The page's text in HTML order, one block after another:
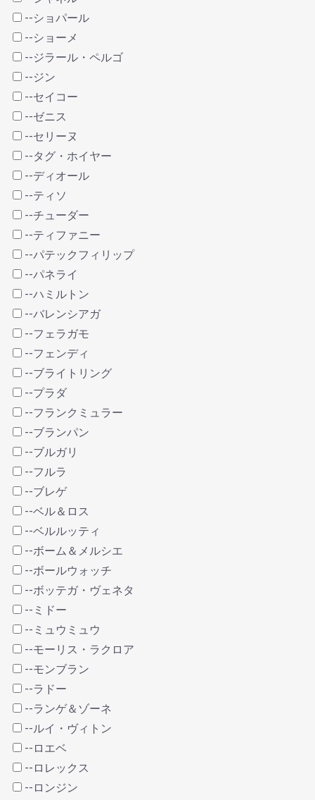
--ショパール
--ショーメ
--ジラール・ペルゴ
--ジン
--セイコー
--ゼニス
--セリーヌ
--タグ・ホイヤー
--ディオール
--ティソ
--チューダー
--ティファニー
--パテックフィリップ
--パネライ
--ハミルトン
--バレンシアガ
--フェラガモ
--フェンディ
--ブライトリング
--プラダ
--フランクミュラー
--ブランパン
--ブルガリ
--フルラ
--ブレゲ
--ベル＆ロス
--ベルルッティ
--ボーム＆メルシエ
--ボールウォッチ
--ボッテガ・ヴェネタ
--ミドー
--ミュウミュウ
--モーリス・ラクロア
--モンブラン
--ラドー
--ランゲ＆ゾーネ
--ルイ・ヴィトン
--ロエベ
--ロレックス
--ロンジン